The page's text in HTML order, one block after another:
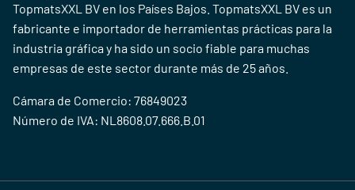
TopmatsXXL BV en los Países Bajos. TopmatsXXL BV es un
fabricante e importador de herramientas prácticas para la
industria gráfica y ha sido un socio fiable para muchas
empresas de este sector durante más de 25 años.
Cámara de Comercio: 76849023
Número de IVA: NL8608.07.666.B.01